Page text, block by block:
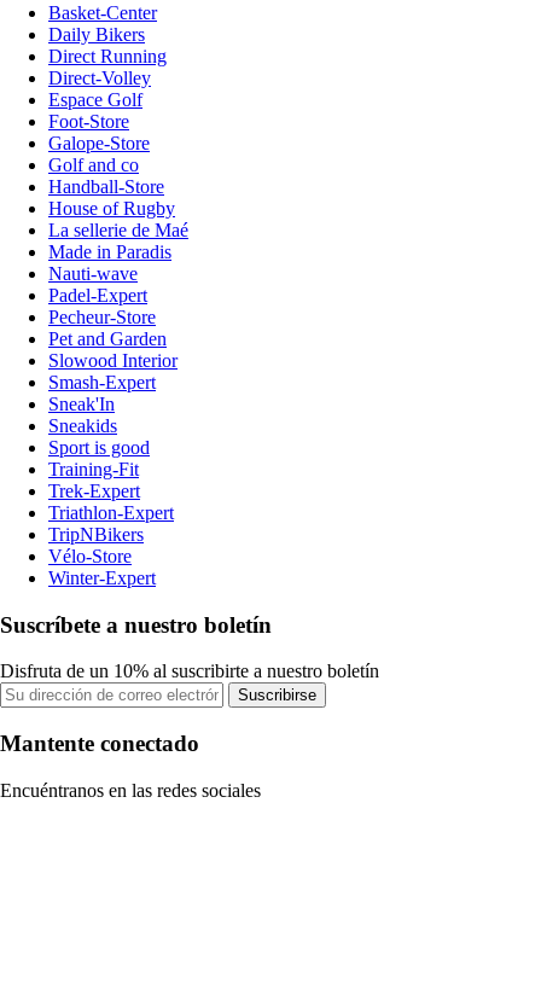
Basket-Center
Daily Bikers
Direct Running
Direct-Volley
Espace Golf
Foot-Store
Galope-Store
Golf and co
Handball-Store
House of Rugby
La sellerie de Maé
Made in Paradis
Nauti-wave
Padel-Expert
Pecheur-Store
Pet and Garden
Slowood Interior
Smash-Expert
Sneak'In
Sneakids
Sport is good
Training-Fit
Trek-Expert
Triathlon-Expert
TripNBikers
Vélo-Store
Winter-Expert
Suscríbete a nuestro boletín
Disfruta de un 10% al suscribirte a nuestro boletín
Suscribirse
Mantente conectado
Encuéntranos en las redes sociales